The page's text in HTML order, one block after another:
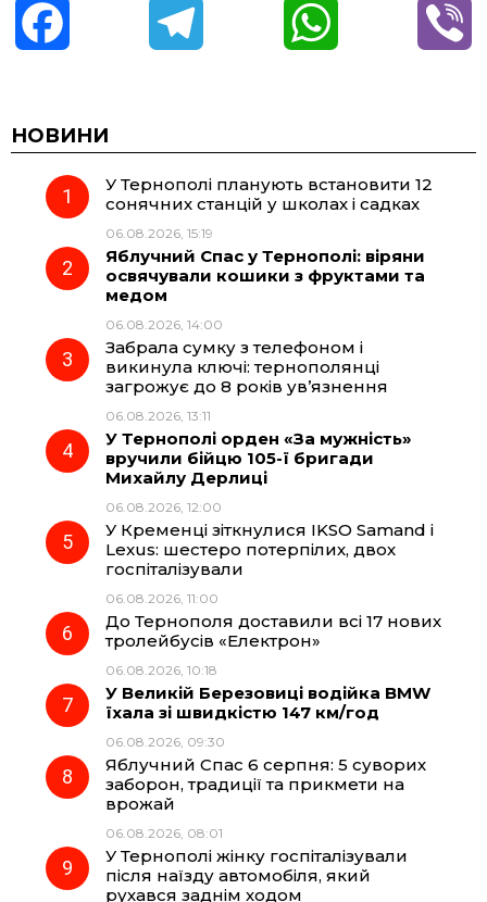
c
e
o
o
e
g
a
t
p
НОВИНИ
У Тернополі планують встановити 12
сонячних станцій у школах і садках
06.08.2026, 15:19
Яблучний Спас у Тернополі: віряни
освячували кошики з фруктами та
медом
06.08.2026, 14:00
Забрала сумку з телефоном і
викинула ключі: тернополянці
загрожує до 8 років ув’язнення
06.08.2026, 13:11
У Тернополі орден «За мужність»
вручили бійцю 105-ї бригади
Михайлу Дерлиці
06.08.2026, 12:00
У Кременці зіткнулися IKSO Samand і
Lexus: шестеро потерпілих, двох
госпіталізували
06.08.2026, 11:00
До Тернополя доставили всі 17 нових
тролейбусів «Електрон»
06.08.2026, 10:18
У Великій Березовиці водійка BMW
їхала зі швидкістю 147 км/год
06.08.2026, 09:30
Яблучний Спас 6 серпня: 5 суворих
заборон, традиції та прикмети на
врожай
06.08.2026, 08:01
У Тернополі жінку госпіталізували
після наїзду автомобіля, який
рухався заднім ходом